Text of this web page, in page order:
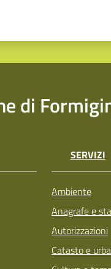
di
SERVIZI
Ambiente
Anagrafe e
Autorizzazioni
Catasto e